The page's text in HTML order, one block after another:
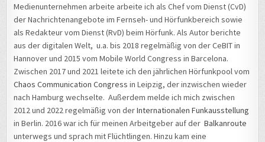
Medienunternehmen arbeite arbeite ich als Chef vom Dienst (CvD)
der Nachrichtenangebote im Fernseh- und Hörfunkbereich sowie
als Redakteur vom Dienst (RvD) beim Hörfunk. Als Autor berichte
aus der digitalen Welt, u.a. bis 2018 regelmäßig von der CeBIT in
Hannover und 2015 vom Mobile World Congress in Barcelona.
Zwischen 2017 und 2021 leitete ich den jährlichen Hörfunkpool vom
Chaos Communication Congress in Leipzig, der inzwischen wieder
nach Hamburg wechselte. Außerdem melde ich mich zwischen
2012 und 2022 regelmäßig von derInternationalen Funkausstellung
in Berlin. 2016 war ich für meinen Arbeitgeber auf derBalkanroute
unterwegs und sprach mit Flüchtlingen. Hinzu kam eine